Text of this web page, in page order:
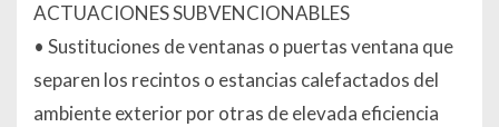
ACTUACIONES SUBVENCIONABLES
• Sustituciones de ventanas o puertas ventana que
separen los recintos o estancias calefactados del
ambiente exterior por otras de elevada eficiencia